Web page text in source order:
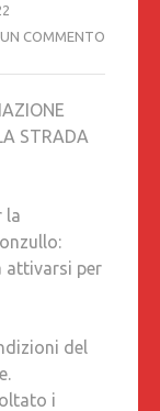
COMMENTO
STRADA
la
attivarsi per
del
i